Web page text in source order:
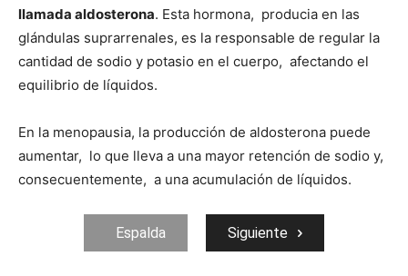
llamada aldosterona. Esta hormona, producia en las
glándulas suprarrenales, es la responsable de regular la
cantidad de sodio y potasio en el cuerpo, afectando el
equilibrio de líquidos.
En la menopausia, la producción de aldosterona puede
aumentar, lo que lleva a una mayor retención de sodio y,
consecuentemente, a una acumulación de líquidos.
Espalda Siguiente